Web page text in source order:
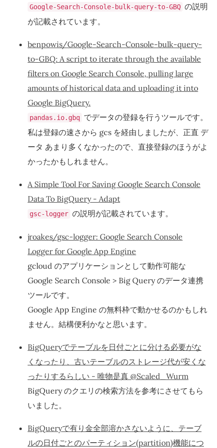
Google-Search-Console-bulk-query-to-GBQ の説明
が記載されています。
benpowis/Google-Search-Console-bulk-query-
to-GBQ: A script to iterate through the available
filters on Google Search Console, pulling large
amounts of historical data and uploading it into
Google BigQuery.
pandas.io.gbq でデータの登録を行うツールです。
私は登録の速さから gcs を経由しましたが、正直 デ
ータ あまり多くなかったので、直接登録のほうがよ
かったかもしれません。
A Simple Tool For Saving Google Search Console
Data To BigQuery - Adapt
gsc-logger の説明が記載されています。
jroakes/gsc-logger: Google Search Console
Logger for Google App Engine
gcloud のアプリケーションとして動作可能な
Google Search Console > Big Query のデータ連携
ツールです。
Google App Engine の無料枠で動かせるのかもしれ
ません。結構便利かなと思います。
BigQueryでテーブルを日付ごとに分ける必要がな
くなったり、古いテーブルのストレージ代が安くな
ったりするらしい - 唯物是真 @Scaled_Wurm
BigQuery のクエリの検索方法を参考にさせてもら
いました。
BigQueryで有り金全部溶かさないように、テーブ
ルの日付ごとのパーティション(partition)機能につ